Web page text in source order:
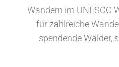
Wandern im UNESCO
für zahlreiche
spendende Wälder,